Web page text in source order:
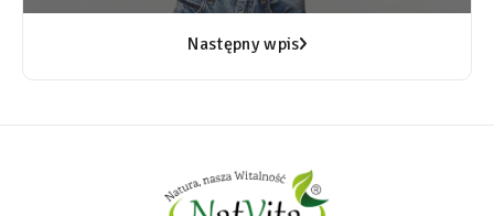
Następny wpis